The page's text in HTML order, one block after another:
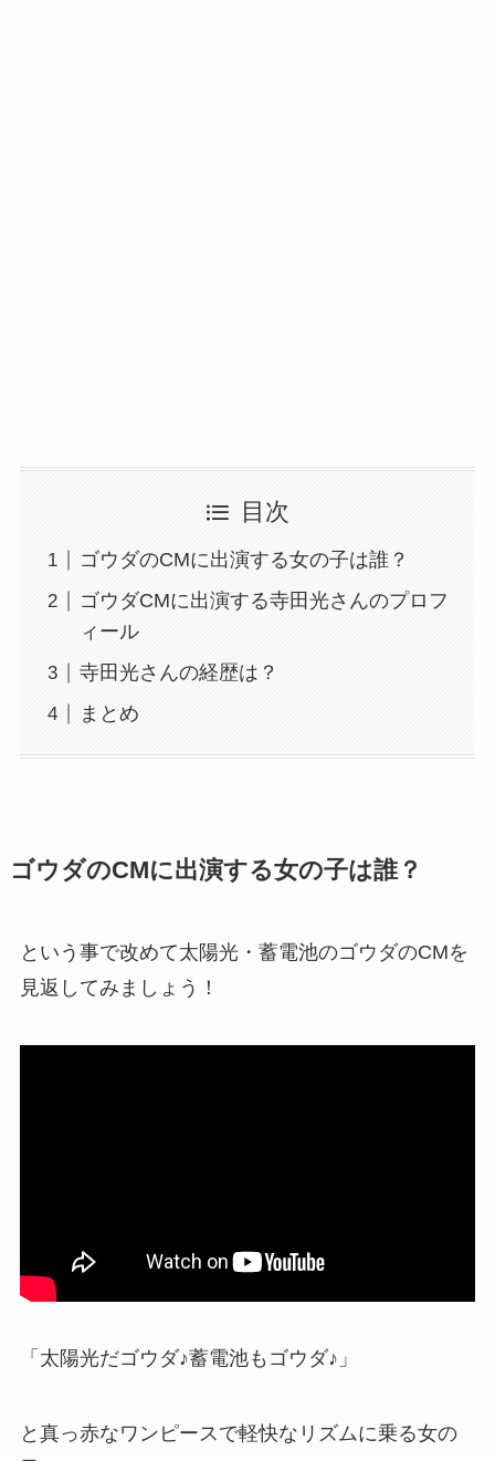
目次
ゴウダのCMに出演する女の子は誰？
ゴウダCMに出演する寺田光さんのプロフ
ィール
寺田光さんの経歴は？
まとめ
ゴウダのCMに出演する女の子は誰？
という事で改めて太陽光・蓄電池のゴウダのCMを
見返してみましょう！
「太陽光だゴウダ♪蓄電池もゴウダ♪」
と真っ赤なワンピースで軽快なリズムに乗る女の